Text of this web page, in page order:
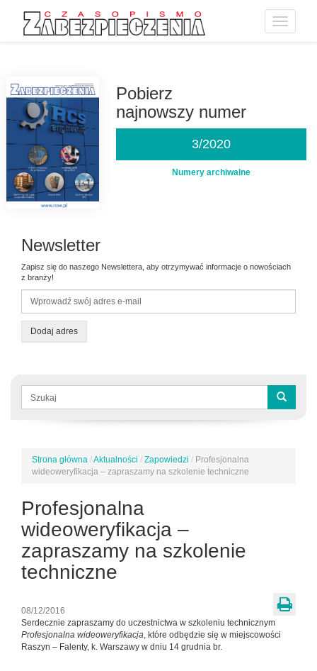
Toggle
Pobierz
najnowszy numer
3/2020
Numery archiwalne
Newsletter
Zapisz się do naszego Newslettera, aby otrzymywać informacje o nowościach
z branży!
Dodaj adres
Formularz
wyszukiwania
Jesteś
tutaj
Strona główna /Aktualności / Zapowiedzi / Profesjonalna
wideoweryfikacja – zapraszamy na szkolenie techniczne
Profesjonalna
wideoweryfikacja –
zapraszamy na szkolenie
techniczne
08/12/2016
Serdecznie zapraszamy do uczestnictwa w szkoleniu technicznym
Profesjonalna wideoweryfikacja, które odbędzie się w miejscowości
Raszyn – Falenty, k. Warszawy w dniu 14 grudnia br.